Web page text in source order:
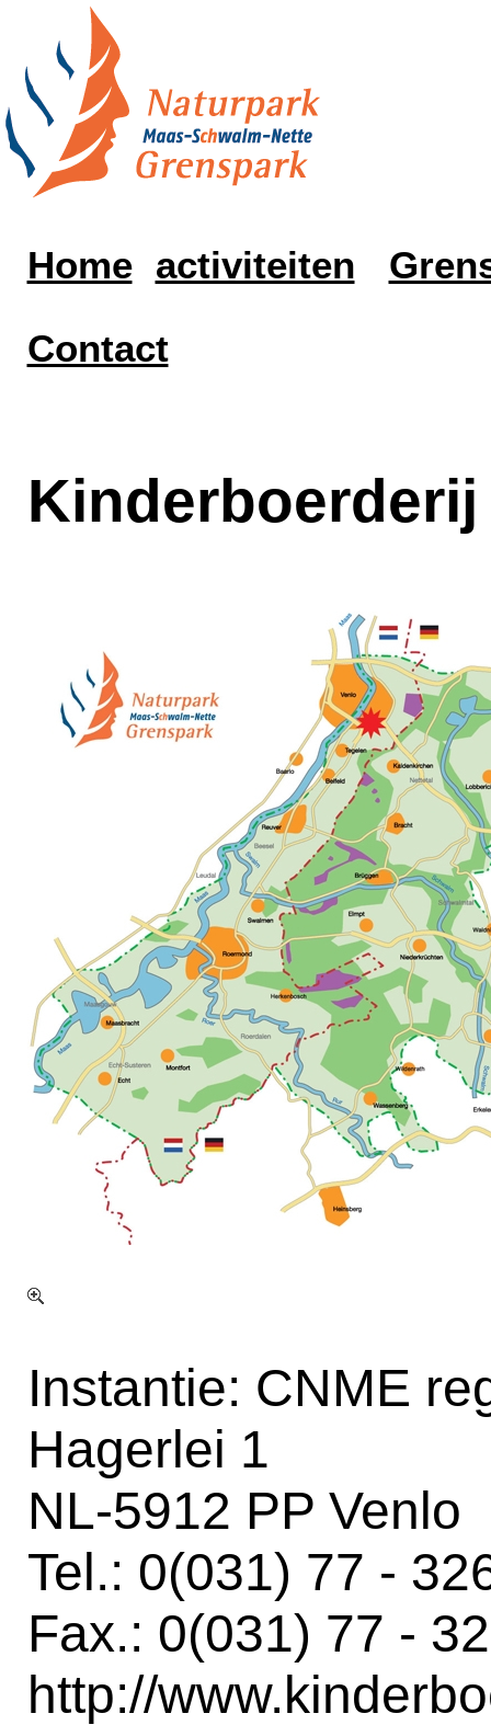
Home activiteiten
Contact
Instantie: CNME
Hagerlei 1
NL-5912 PP Venlo
Tel.: 0(031) 77 -
Fax.: 0(031) 77 -
http://